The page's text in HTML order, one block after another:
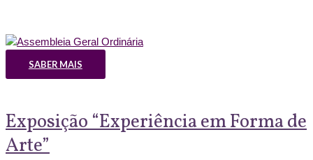
SABER MAIS
Exposição “Experiência em Forma de
Arte”